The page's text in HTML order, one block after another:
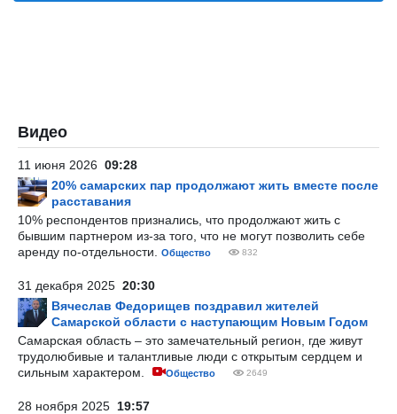
Видео
11 июня 2026 09:28
20% самарских пар продолжают жить вместе после
расставания
10% респондентов признались, что продолжают жить с
бывшим партнером из-за того, что не могут позволить себе
аренду по-отдельности.
Общество 832
31 декабря 2025 20:30
Вячеслав Федорищев поздравил жителей
Самарской области с наступающим Новым Годом
Самарская область – это замечательный регион, где живут
трудолюбивые и талантливые люди с открытым сердцем и
сильным характером.
Общество 2649
28 ноября 2025 19:57